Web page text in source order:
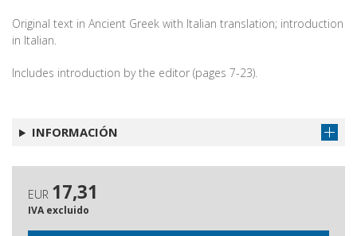
Original text in Ancient Greek with Italian translation; introduction
in Italian.
Includes introduction by the editor (pages 7-23).
INFORMACIÓN
EUR 17,31
IVA excluido